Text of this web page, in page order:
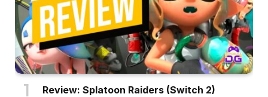
Review: Splatoon Raiders (Switch 2)